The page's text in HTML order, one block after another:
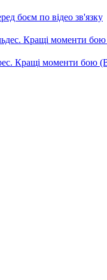
боєм по відео зв'язку
Кращі моменти
Кращі моменти бою